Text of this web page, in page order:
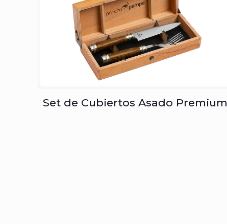
Set de Cubiertos Asado Premium